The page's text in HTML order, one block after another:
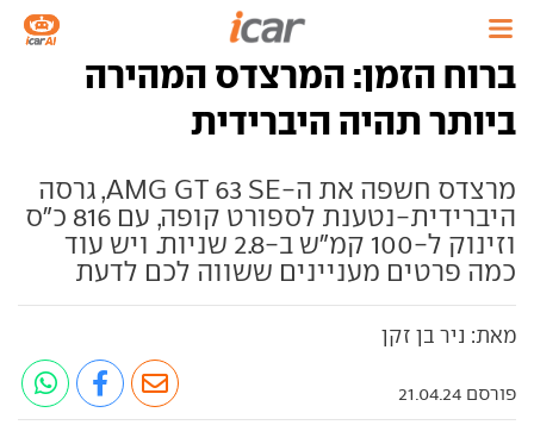
ברוח הזמן: המרצדס המהירה
ביותר תהיה היברידית
מרצדס חשפה את ה-AMG GT 63 SE, גרסה
היברידית-נטענת לספורט קופה, עם 816 כ"ס
וזינוק ל-100 קמ"ש ב-2.8 שניות. ויש עוד
כמה פרטים מעניינים ששווה לכם לדעת
מאת: ניר בן זקן
פורסם 21.04.24